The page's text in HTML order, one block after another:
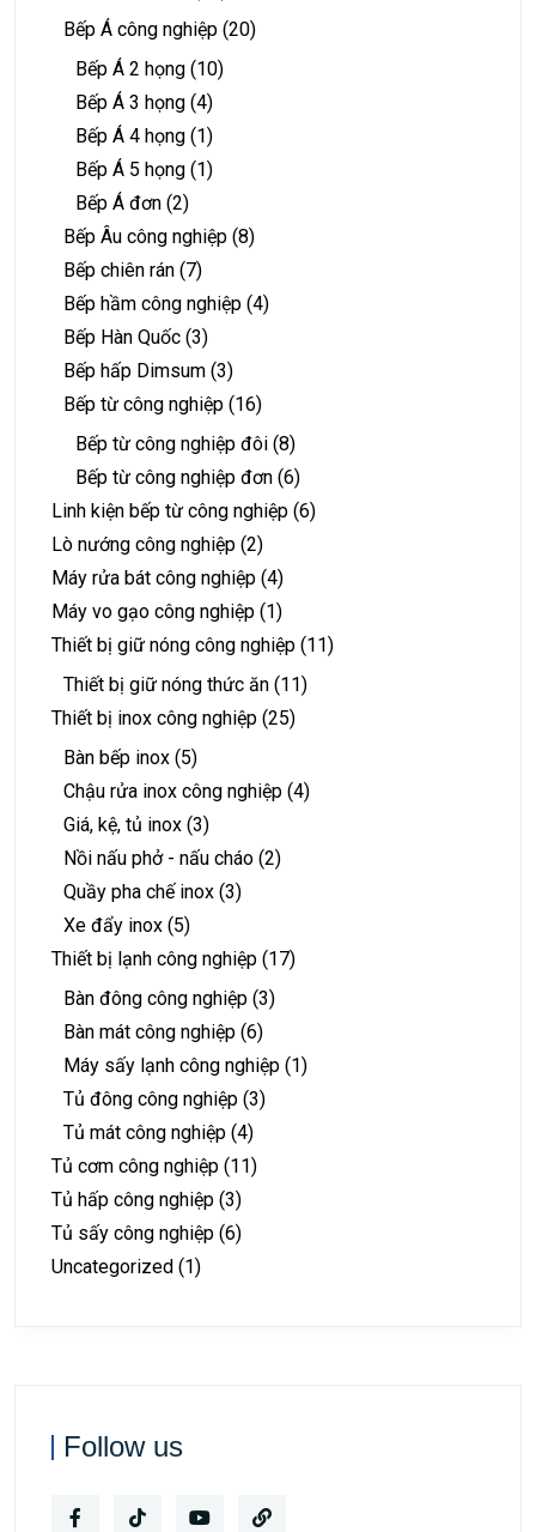
Bếp Á công nghiệp (20)
Bếp Á 2 họng (10)
Bếp Á 3 họng (4)
Bếp Á 4 họng (1)
Bếp Á 5 họng (1)
Bếp Á đơn (2)
Bếp Âu công nghiệp (8)
Bếp chiên rán (7)
Bếp hầm công nghiệp (4)
Bếp Hàn Quốc (3)
Bếp hấp Dimsum (3)
Bếp từ công nghiệp (16)
Bếp từ công nghiệp đôi (8)
Bếp từ công nghiệp đơn (6)
Linh kiện bếp từ công nghiệp (6)
Lò nướng công nghiệp (2)
Máy rửa bát công nghiệp (4)
Máy vo gạo công nghiệp (1)
Thiết bị giữ nóng công nghiệp (11)
Thiết bị giữ nóng thức ăn (11)
Thiết bị inox công nghiệp (25)
Bàn bếp inox (5)
Chậu rửa inox công nghiệp (4)
Giá, kệ, tủ inox (3)
Nồi nấu phở - nấu cháo (2)
Quầy pha chế inox (3)
Xe đẩy inox (5)
Thiết bị lạnh công nghiệp (17)
Bàn đông công nghiệp (3)
Bàn mát công nghiệp (6)
Máy sấy lạnh công nghiệp (1)
Tủ đông công nghiệp (3)
Tủ mát công nghiệp (4)
Tủ cơm công nghiệp (11)
Tủ hấp công nghiệp (3)
Tủ sấy công nghiệp (6)
Uncategorized (1)
Follow us